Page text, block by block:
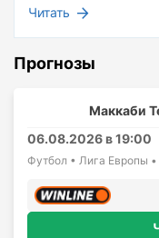
Читать
Прогнозы
Маккаби
06.08.2026 в 19:00
Футбол • Лига Европы •